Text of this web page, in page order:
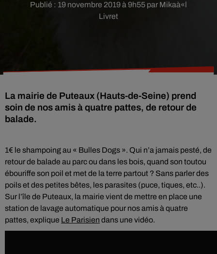
Publié : 19 novembre 2019 à 9h55 par Mikaà«l
Livret
La mairie de Puteaux (Hauts-de-Seine) prend
soin de nos amis à quatre pattes, de retour de
balade.
1€ le shampoing au « Bulles Dogs ». Qui n’a jamais pesté, de
retour de balade au parc ou dans les bois, quand son toutou
ébouriffe son poil et met de la terre partout ? Sans parler des
poils et des petites bêtes, les parasites (puce, tiques, etc..).
Sur l’île de Puteaux, la mairie vient de mettre en place une
station de lavage automatique pour nos amis à quatre
pattes, explique Le Parisien dans une vidéo.